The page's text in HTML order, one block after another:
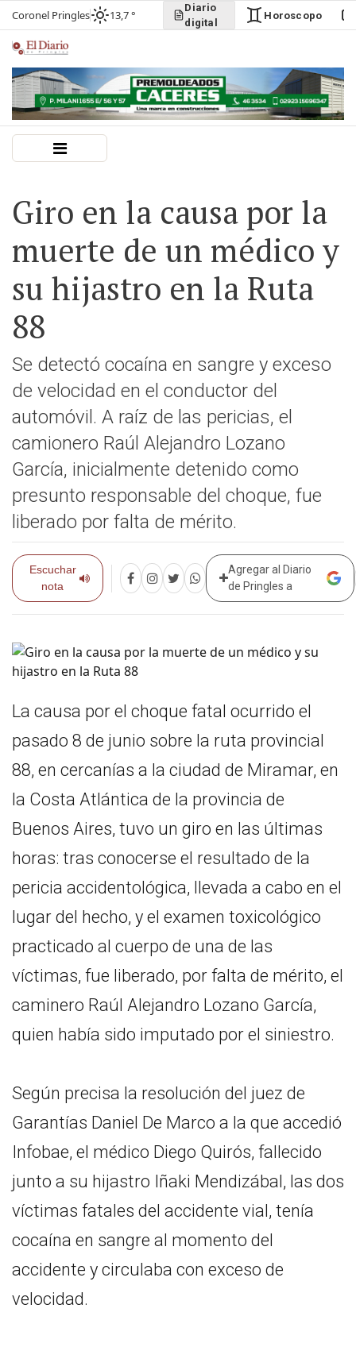
Coronel Pringles 13,7 °
Diario
digital
Horoscopo
Giro en la causa por la
muerte de un médico y
su hijastro en la Ruta
88
Se detectó cocaína en sangre y exceso
de velocidad en el conductor del
automóvil. A raíz de las pericias, el
camionero Raúl Alejandro Lozano
García, inicialmente detenido como
presunto responsable del choque, fue
liberado por falta de mérito.
Escuchar
nota
Agregar al Diario
de Pringles a
La causa por el choque fatal ocurrido el
pasado 8 de junio sobre la ruta provincial
88, en cercanías a la ciudad de Miramar, en
la Costa Atlántica de la provincia de
Buenos Aires, tuvo un giro en las últimas
horas: tras conocerse el resultado de la
pericia accidentológica, llevada a cabo en el
lugar del hecho, y el examen toxicológico
practicado al cuerpo de una de las
víctimas, fue liberado, por falta de mérito, el
caminero Raúl Alejandro Lozano García,
quien había sido imputado por el siniestro.
Según precisa la resolución del juez de
Garantías Daniel De Marco a la que accedió
Infobae, el médico Diego Quirós, fallecido
junto a su hijastro Iñaki Mendizábal, las dos
víctimas fatales del accidente vial, tenía
cocaína en sangre al momento del
accidente y circulaba con exceso de
velocidad.